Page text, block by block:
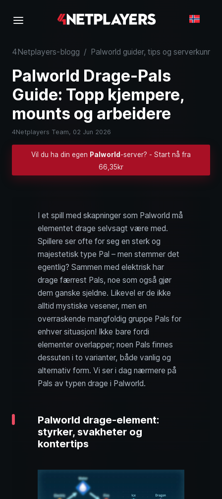
4Netplayers-blogg / Palworld guider, tips og
Palworld Drage-Pals
Guide: Topp kjempere,
mounts og arbeidere
4Netplayers Team, 02 Jun 2026
Vil du ha din egen Palworld -server? - Start nå fra
66,35kr
I et spill med skapninger som Palworld må
elementet drage selvsagt være med.
Spillere ser ofte for seg en sterk og
majestetisk type Pal – men stemmer det
egentlig? Sammen med elektrisk har
drage færrest Pals, noe som også gjør
dem ganske sjeldne. Likevel er de ikke
alltid mystiske vesener, men en
overraskende mangfoldig gruppe Pals for
enhver situasjon! Ikke bare fordi
elementer overlapper; noen Pals finnes
dessuten i to varianter, både vanlig og
alternativ form. Vi ser i dag nærmere på
Pals av typen drage i Palworld.
Palworld drage-element:
styrker, svakheter og
kontertips